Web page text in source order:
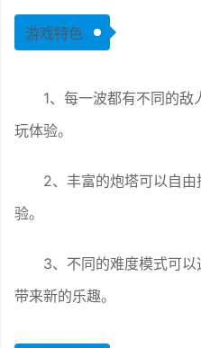
游戏特色
1、每一波都有不同的
玩体验。
2、丰富的炮塔可以自
验。
3、不同的难度模式可
带来新的乐趣。